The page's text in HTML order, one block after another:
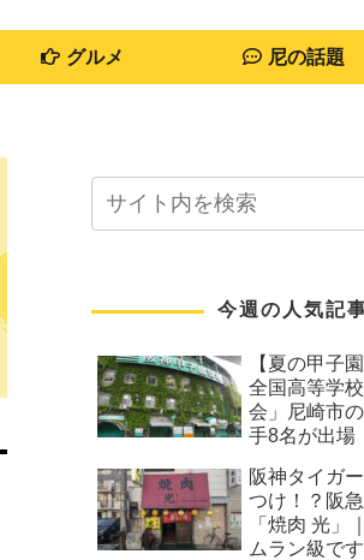
グルメ 尼の話題
今週の人気記
【夏の甲子
全国高等学
会」尼崎市
手8名が出場
阪神タイガ
つけ！？阪
「焼肉 光」
ムラン級です